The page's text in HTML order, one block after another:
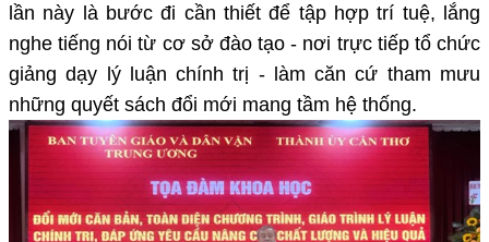
lần này là bước đi cần thiết để tập hợp trí tuệ, lắng
nghe tiếng nói từ cơ sở đào tạo - nơi trực tiếp tổ chức
giảng dạy lý luận chính trị - làm căn cứ tham mưu
những quyết sách đổi mới mang tầm hệ thống.